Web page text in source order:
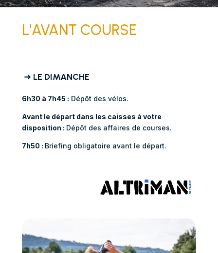
L'AVANT COURSE
➜ LE DIMANCHE
6h30 à 7h45 : Dépôt des vélos.
Avant le départ dans les caisses à votre
disposition : Dépôt des affaires de courses.
7h50 : Briefing obligatoire avant le départ.